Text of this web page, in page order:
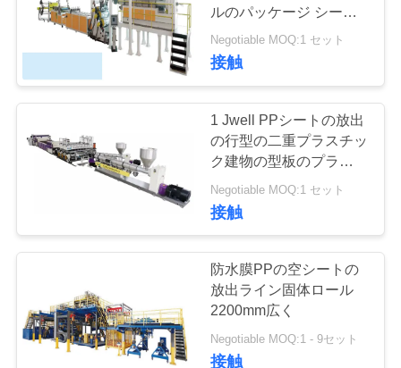
て
は
旅
品
WPC の放出ライン
屋内装飾的な材料の
放出ライン
39
ルのパッケージ シート
の放出ライン/押出機
Negotiable MOQ:1 セット
接触
1 Jwell PPシートの放出
の行型の二重プラスチッ
ク建物の型板のプラスチ
ック機械
Negotiable MOQ:1 セット
接触
防水膜PPの空シートの
放出ライン固体ロール
2200mm広く
Negotiable MOQ:1 - 9セット
接触